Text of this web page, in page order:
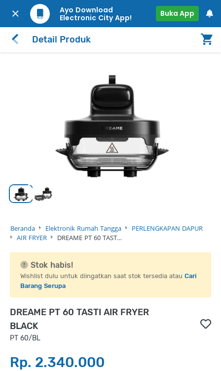
Ayo Download
Electronic City App!
Buka App
Detail Produk
Beranda Elektronik Rumah Tangga
PERLENGKAPAN DAPUR
AIR FRYER
DREAME PT 60 TAST…
Stok habis!
Wishlist dulu untuk diingatkan saat stok tersedia atau Cari
Barang Serupa
DREAME PT 60 TASTI AIR FRYER
BLACK
PT 60/BL
Rp. 2.340.000